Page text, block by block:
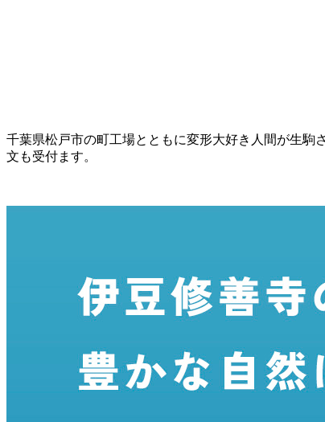
千葉県松戸市の町工場とともに変形大好き人間が生駒
文も受付ます。